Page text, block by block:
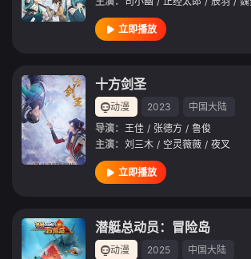
立即播放
十方剑圣
动漫 2023
中国大陆
导演： 王佳 / 张德方 / 鲁俊
主演： 刘三木 / 空灵薇薇 / 夜叉
立即播放
潜艇总动员：冒险岛
动漫 2025
中国大陆